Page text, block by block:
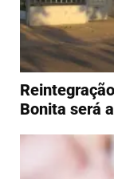
Bonita será